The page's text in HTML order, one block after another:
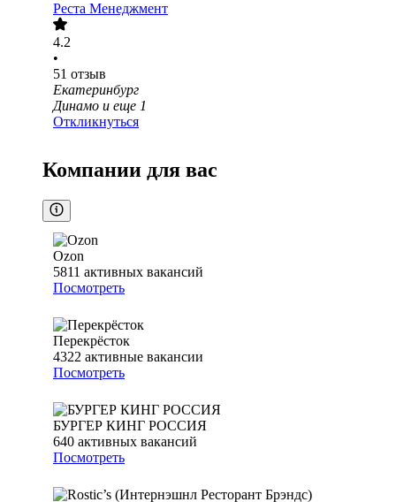
Реста Менеджмент
4.2
•
51 отзыв
Екатеринбург
Динамо и еще 1
Откликнуться
Компании для вас
Ozon
5811 активных вакансий
Посмотреть
Перекрёсток
4322 активные вакансии
Посмотреть
БУРГЕР КИНГ РОССИЯ
640 активных вакансий
Посмотреть